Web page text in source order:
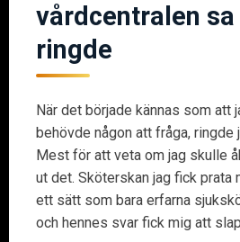
vårdcentralen sa
ringde
När det började kännas som att
behövde någon att fråga, ringde
Mest för att veta om jag skulle
ut det. Sköterskan jag fick prata
ett sätt som bara erfarna
och hennes svar fick mig att